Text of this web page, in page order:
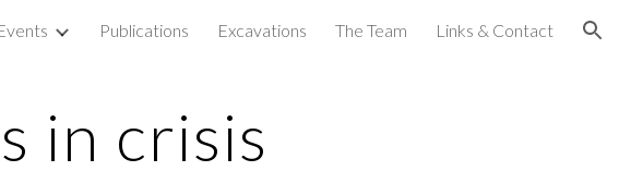
Skip to navigation
Publications Excavations The Team Links & Contact
in crisis